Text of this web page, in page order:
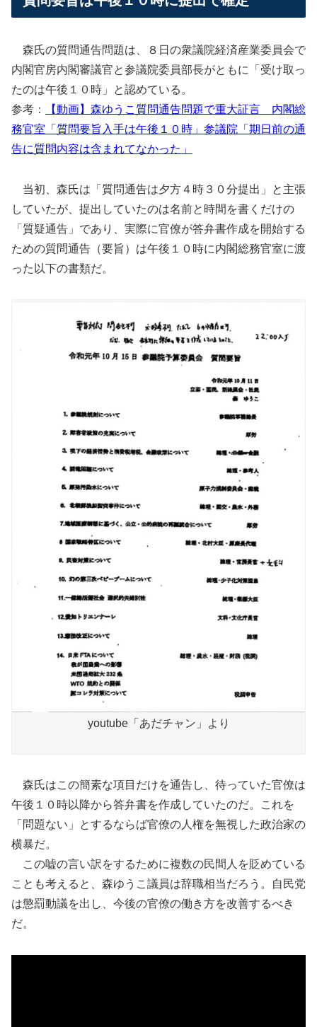
森氏の質問通告問題は、８日の衆議院経済産業委員会で
内閣官房内閣審議官と参議院委員部長がともに「受け取っ
たのは午後１０時」と認めている。
参考：
【動画】森ゆうこ質問通告問題で重大証言 内閣総
務官室「質問要旨入手は午後１０時」参議院「期日前の通
告に質問内容は含まれてなかった」
当初、森氏は「質問通告は夕方４時３０分提出」と主張
していたが、提出していたのは名前と時間を書くだけの
「質疑通告」であり、実際に官僚が答弁書作成を開始する
ための質問通告（要旨）は午後１０時に内閣総務官室に渡
った以下の書類だ。
youtube「あだチャン」より
森氏はこの簡素な項目だけを通告し、待っていた官僚は
午後１０時以降から答弁書を作成していたのだ。これを
「問題ない」とするならば官僚の人権を無視した政治家の
横暴だ。
この嘘の言い訳をするために複数の民間人を貶めている
ことも考えると、森ゆうこ議員は辞職相当だろう。自民党
は懲罰動議を出し、今後の官僚の働き方を改善するべき
だ。